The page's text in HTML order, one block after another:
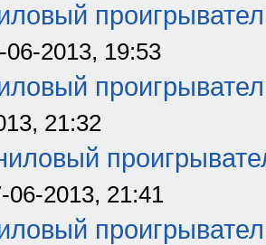
06-2013, 19:53
21:32
06-2013, 21:41